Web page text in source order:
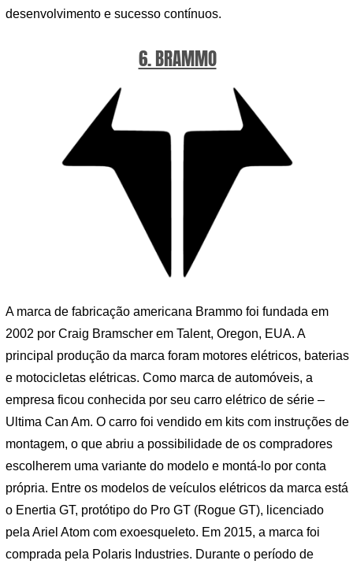
desenvolvimento e sucesso contínuos.
6. BRAMMO
A marca de fabricação americana Brammo foi fundada em
2002 por Craig Bramscher em Talent, Oregon, EUA. A
principal produção da marca foram motores elétricos, baterias
e motocicletas elétricas. Como marca de automóveis, a
empresa ficou conhecida por seu carro elétrico de série –
Ultima Can Am. O carro foi vendido em kits com instruções de
montagem, o que abriu a possibilidade de os compradores
escolherem uma variante do modelo e montá-lo por conta
própria. Entre os modelos de veículos elétricos da marca está
o Enertia GT, protótipo do Pro GT (Rogue GT), licenciado
pela Ariel Atom com exoesqueleto. Em 2015, a marca foi
comprada pela Polaris Industries. Durante o período de